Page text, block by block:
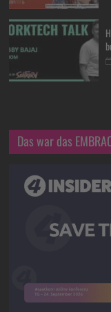
Das war das